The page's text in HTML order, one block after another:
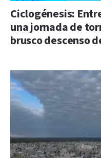
Ciclogénesis:
una jornada de
brusco descenso